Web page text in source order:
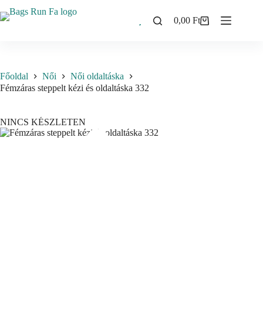
to
Shopping
0,00Ft
Főoldal Női
Női oldaltáska
Fémzáras steppelt kézi és oldaltáska 332
NINCS KÉSZLETEN